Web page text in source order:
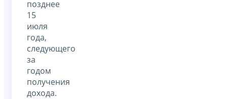
позднее
15
июля
года,
следующего
за
годом
получения
дохода.